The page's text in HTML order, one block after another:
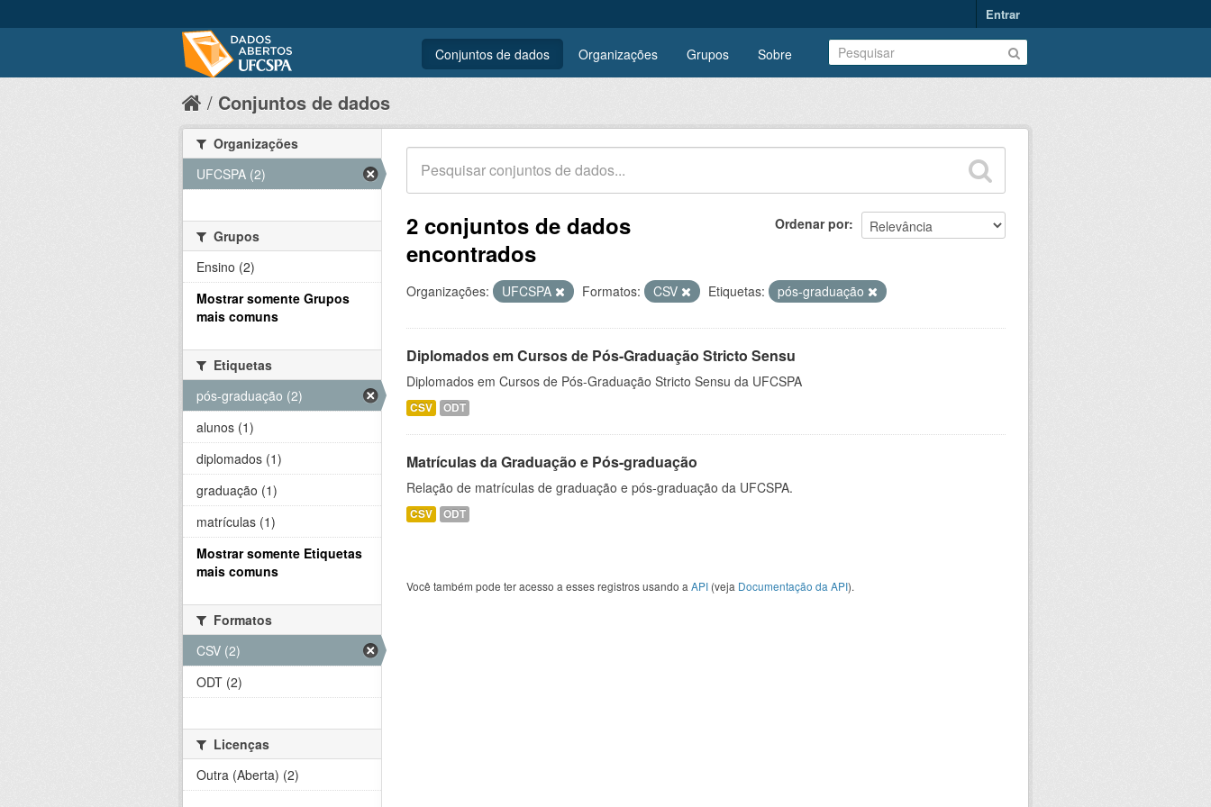
Entrar
Conjuntos de dados Organizações Grupos Sobre
Conjuntos de dados
Ordenar por
2 conjuntos de dados
encontrados
Organizações: UFCSPA Formatos: CSV Etiquetas: pós-graduação
Diplomados em Cursos de Pós-Graduação Stricto Sensu
Diplomados em Cursos de Pós-Graduação Stricto Sensu da UFCSPA
CSV ODT
Matrículas da Graduação e Pós-graduação
Relação de matrículas de graduação e pós-graduação da UFCSPA.
CSV ODT
Você também pode ter acesso a esses registros usando a API (veja Documentação da API).
Organizações
UFCSPA (2)
Grupos
Ensino (2)
Mostrar somente Grupos
mais comuns
Etiquetas
pós-graduação (2)
alunos (1)
diplomados (1)
graduação (1)
matrículas (1)
Mostrar somente Etiquetas
mais comuns
Formatos
CSV (2)
ODT (2)
Licenças
Outra (Aberta) (2)